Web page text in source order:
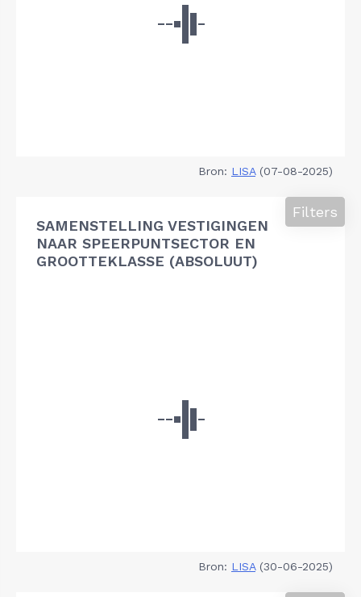
Bron: LISA(07-08-2025)
SAMENSTELLING VESTIGINGEN
NAAR SPEERPUNTSECTOR EN
GROOTTEKLASSE (ABSOLUUT)
Filters
Bron: LISA(30-06-2025)